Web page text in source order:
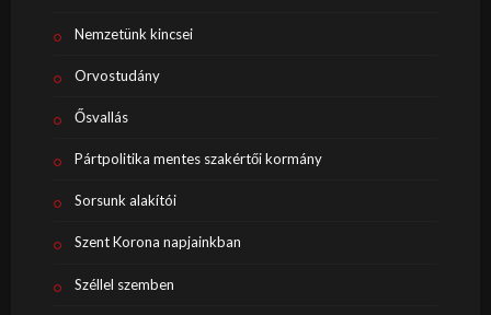
Nemzetünk kincsei
Orvostudány
Ősvallás
Pártpolitika mentes szakértői kormány
Sorsunk alakítói
Szent Korona napjainkban
Széllel szemben